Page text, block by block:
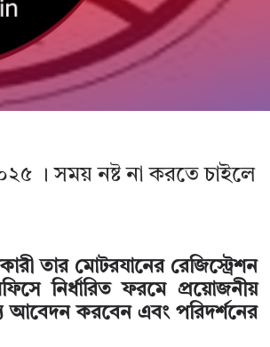
। সময় নষ্ট না করতে চাইলে
তার মোটরযানের রেজিস্ট্রেশন
নির্ধারিত ফরমে প্রয়োজনীয়
আবেদন করবেন এবং পরিদর্শনের